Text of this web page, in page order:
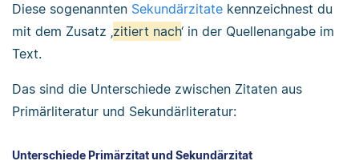
Diese sogenannten Sekundärzitate kennzeichnest du
mit dem Zusatz ‚zitiert nach‘ in der Quellenangabe im
Text.
Das sind die Unterschiede zwischen Zitaten aus
Primärliteratur und Sekundärliteratur:
Unterschiede Primärzitat und Sekundärzitat